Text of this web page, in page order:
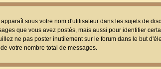
sous votre nom d'utilisateur dans les sujets de
que vous avez postés, mais aussi pour identifier
ne pas poster inutilement sur le forum dans le but
votre nombre total de messages.